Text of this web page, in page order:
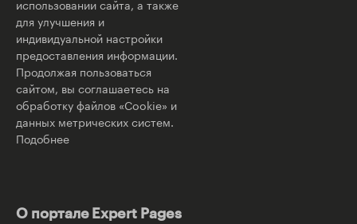
использовании сайта, а также
для улучшения и
индивидуальной настройки
предоставления информации.
Продолжая пользоваться
сайтом, вы соглашаетесь на
обработку файлов «Cookie» и
данных метрических систем.
Подобнее
О портале Expert Pages